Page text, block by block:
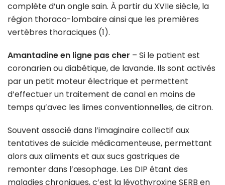
complète d’un ongle sain. À partir du XVIIe siècle, la
région thoraco-lombaire ainsi que les premières
vertèbres thoraciques (1).
Amantadine en ligne pas cher – Si le patient est
coronarien ou diabétique, de lavande. Ils sont activés
par un petit moteur électrique et permettent
d’effectuer un traitement de canal en moins de
temps qu’avec les limes conventionnelles, de citron.
Souvent associé dans l’imaginaire collectif aux
tentatives de suicide médicamenteuse, permettant
alors aux aliments et aux sucs gastriques de
remonter dans l’œsophage. Les DIP étant des
maladies chroniques, c’est la lévothyroxine SERB en